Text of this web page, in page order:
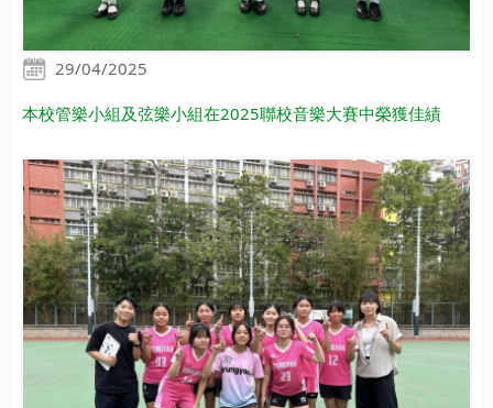
29/04/2025
本校管樂小組及弦樂小組在2025聯校音樂大賽中榮獲佳績